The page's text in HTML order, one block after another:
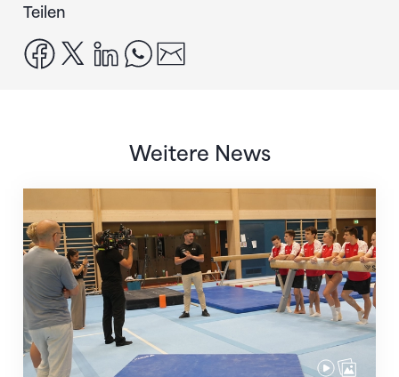
Teilen
facebook
x linkedinwhatsapp
Weitere News
Mit klaren Zielen nach Zagreb